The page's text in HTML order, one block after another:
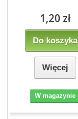
1,20 zł
Do koszyka
Więcej
W magazynie